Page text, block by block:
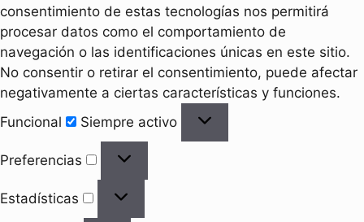
consentimiento de estas tecnologías nos permitirá
procesar datos como el comportamiento de
navegación o las identificaciones únicas en este sitio.
No consentir o retirar el consentimiento, puede afectar
negativamente a ciertas características y funciones.
Funcional
Siempre activo
Preferencias
Estadísticas